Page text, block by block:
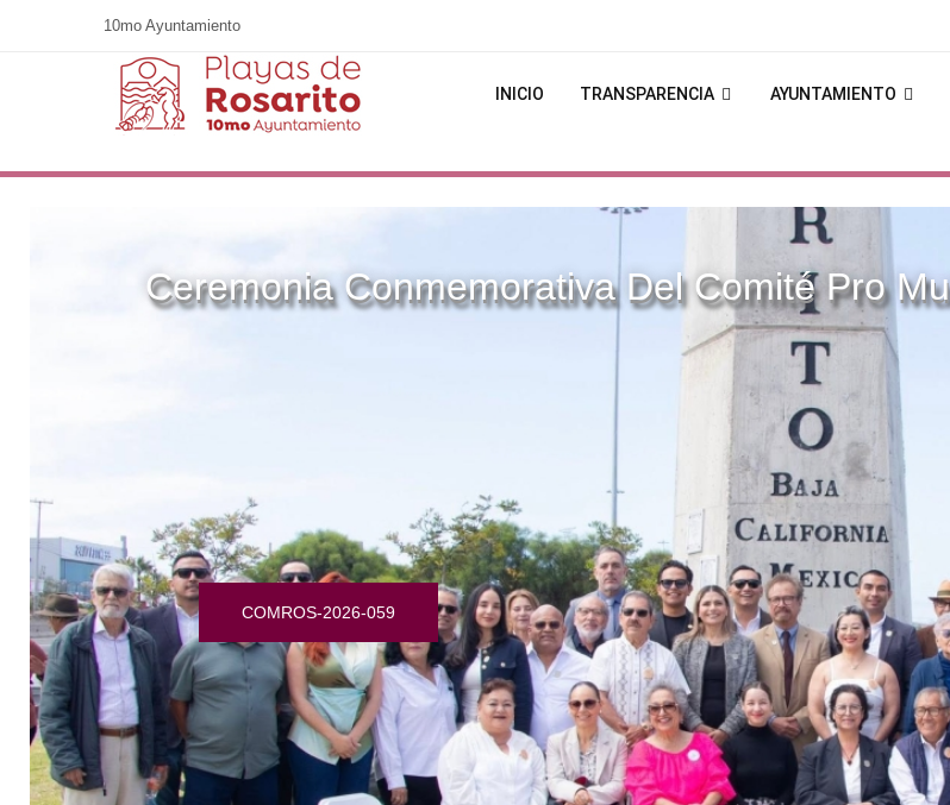
10mo Ayuntamiento
INICIO TRANSPARENCIA AYUNTAMIENTO
Ceremonia Conmemorativa Del Comité Pro
COMROS-2026-059